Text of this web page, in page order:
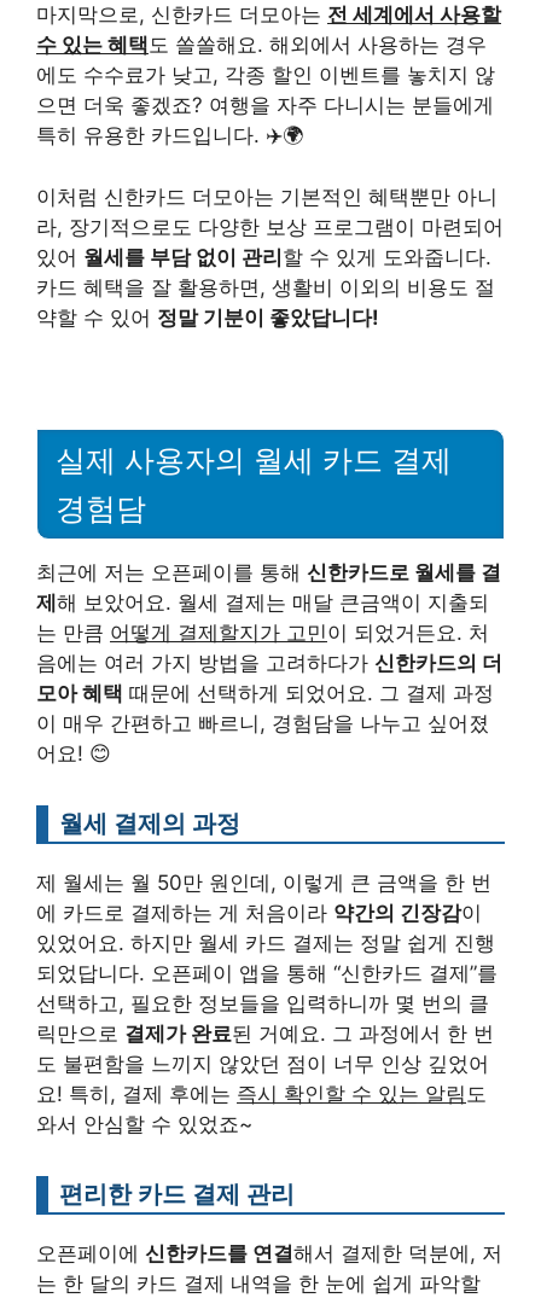
마지막으로, 신한카드 더모아는 전 세계에서 사용할
수 있는 혜택도 쏠쏠해요. 해외에서 사용하는 경우
에도 수수료가 낮고, 각종 할인 이벤트를 놓치지 않
으면 더욱 좋겠죠? 여행을 자주 다니시는 분들에게
특히 유용한 카드입니다. ✈️🌍
이처럼 신한카드 더모아는 기본적인 혜택뿐만 아니
라, 장기적으로도 다양한 보상 프로그램이 마련되어
있어 월세를 부담 없이 관리할 수 있게 도와줍니다.
카드 혜택을 잘 활용하면, 생활비 이외의 비용도 절
약할 수 있어 정말 기분이 좋았답니다!
실제 사용자의 월세 카드 결제
경험담
최근에 저는 오픈페이를 통해 신한카드로 월세를 결
제 해 보았어요. 월세 결제는 매달 큰금액이 지출되
는 만큼 어떻게 결제할지가 고민이 되었거든요. 처
음에는 여러 가지 방법을 고려하다가 신한카드의 더
모아 혜택 때문에 선택하게 되었어요. 그 결제 과정
이 매우 간편하고 빠르니, 경험담을 나누고 싶어졌
어요! 😊
월세 결제의 과정
제 월세는 월 50만 원인데, 이렇게 큰 금액을 한 번
에 카드로 결제하는 게 처음이라 약간의 긴장감이
있었어요. 하지만 월세 카드 결제는 정말 쉽게 진행
되었답니다. 오픈페이 앱을 통해 “신한카드 결제”를
선택하고, 필요한 정보들을 입력하니까 몇 번의 클
릭만으로 결제가 완료된 거예요. 그 과정에서 한 번
도 불편함을 느끼지 않았던 점이 너무 인상 깊었어
요! 특히, 결제 후에는 즉시 확인할 수 있는 알림도
와서 안심할 수 있었죠~
편리한 카드 결제 관리
오픈페이에 신한카드를 연결해서 결제한 덕분에, 저
는 한 달의 카드 결제 내역을 한 눈에 쉽게 파악할